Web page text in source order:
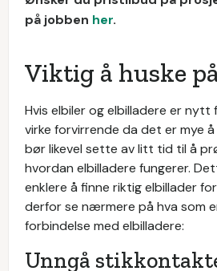
på jobben her.
Viktig å huske
Hvis elbiler og elbilladere er nytt
virke forvirrende da det er mye
bør likevel sette av litt tid til å
hvordan elbilladere fungerer.
enklere å finne riktig elbillader
derfor se nærmere på hva som
forbindelse med elbilladere:
Unngå